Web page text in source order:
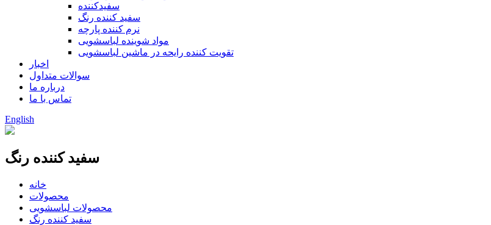
سفیدکننده
سفید کننده رنگ
نرم کننده پارچه
مواد شوینده لباسشویی
تقویت کننده رایحه در ماشین لباسشویی
اخبار
سوالات متداول
درباره ما
تماس با ما
English
سفید کننده رنگ
خانه
محصولات
محصولات لباسشویی
سفید کننده رنگ